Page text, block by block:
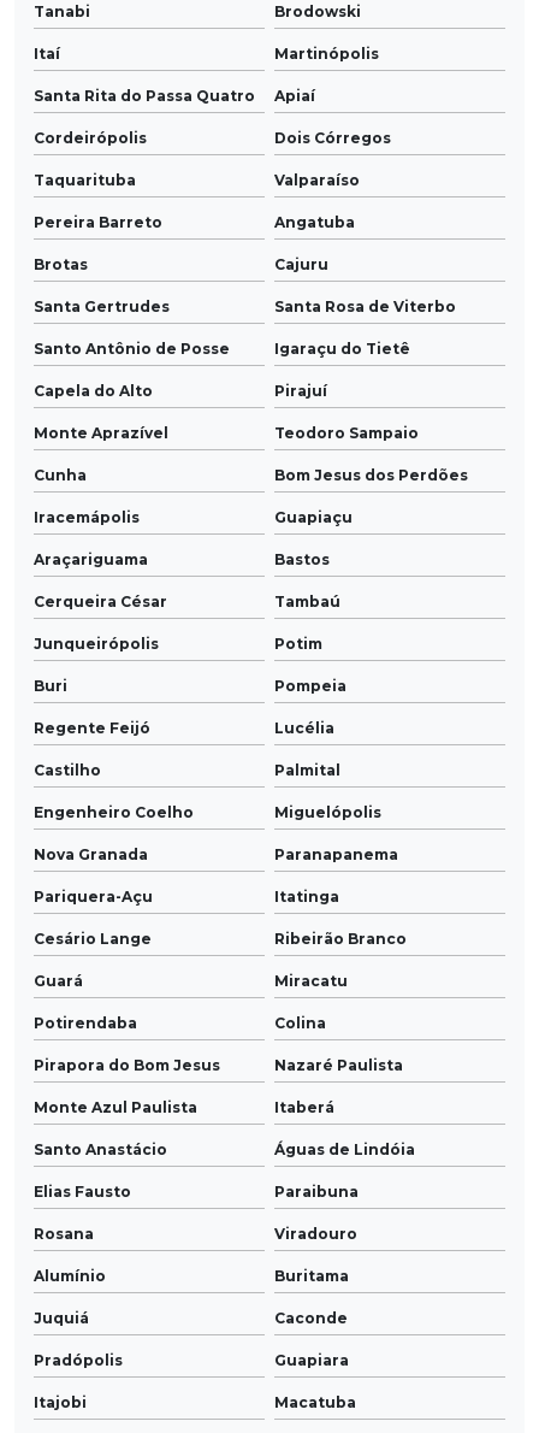
Tanabi Brodowski
Itaí Martinópolis
Santa Rita do Passa Quatro Apiaí
Cordeirópolis Dois Córregos
Taquarituba Valparaíso
Pereira Barreto Angatuba
Brotas Cajuru
Santa Gertrudes Santa Rosa de Viterbo
Santo Antônio de Posse Igaraçu do Tietê
Capela do Alto Pirajuí
Monte Aprazível Teodoro Sampaio
Cunha Bom Jesus dos Perdões
Iracemápolis Guapiaçu
Araçariguama Bastos
Cerqueira César Tambaú
Junqueirópolis Potim
Buri Pompeia
Regente Feijó Lucélia
Castilho Palmital
Engenheiro Coelho Miguelópolis
Nova Granada Paranapanema
Pariquera-Açu Itatinga
Cesário Lange Ribeirão Branco
Guará Miracatu
Potirendaba Colina
Pirapora do Bom Jesus Nazaré Paulista
Monte Azul Paulista Itaberá
Santo Anastácio Águas de Lindóia
Elias Fausto Paraibuna
Rosana Viradouro
Alumínio Buritama
Juquiá Caconde
Pradópolis Guapiara
Itajobi Macatuba